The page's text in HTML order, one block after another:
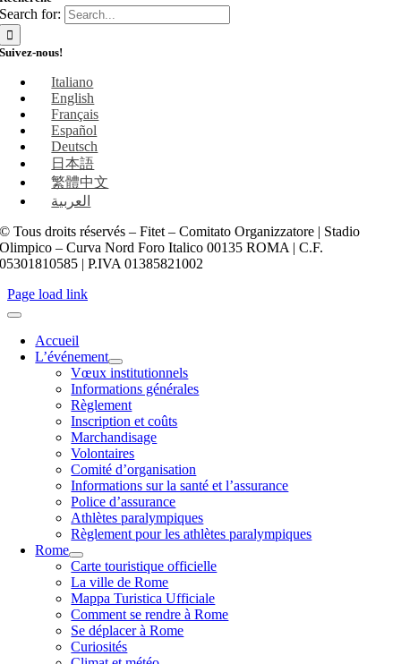
Search for:
Suivez-nous!
Italiano
English
Français
Español
Deutsch
日本語
繁體中文
العربية
© Tous droits réservés – Fitet – Comitato Organizzatore | Stadio
Olimpico – Curva Nord Foro Italico 00135 ROMA | C.F.
05301810585 | P.IVA 01385821002
Page load link
Accueil
L’événement
Vœux institutionnels
Informations générales
Règlement
Inscription et coûts
Marchandisage
Volontaires
Comité d’organisation
Informations sur la santé et l’assurance
Police d’assurance
Athlètes paralympiques
Règlement pour les athlètes paralympiques
Rome
Carte touristique officielle
La ville de Rome
Mappa Turistica Ufficiale
Comment se rendre à Rome
Se déplacer à Rome
Curiosités